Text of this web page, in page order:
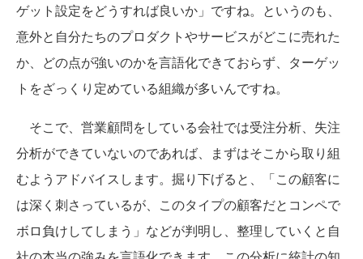
ゲット設定をどうすれば良いか」ですね。というのも、
意外と自分たちのプロダクトやサービスがどこに売れた
か、どの点が強いのかを言語化できておらず、ターゲッ
トをざっくり定めている組織が多いんですね。
そこで、営業顧問をしている会社では受注分析、失注
分析ができていないのであれば、まずはそこから取り組
むようアドバイスします。掘り下げると、「この顧客に
は深く刺さっているが、このタイプの顧客だとコンペで
ボロ負けしてしまう」などが判明し、整理していくと自